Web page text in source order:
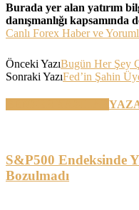
Burada yer alan yatırım
danışmanlığı kapsamında
Canlı Forex Haber ve
Önceki YazıBugün Her Şey
Sonraki YazıFed’in Şahin
S&P500 Endeksinde
Bozulmadı